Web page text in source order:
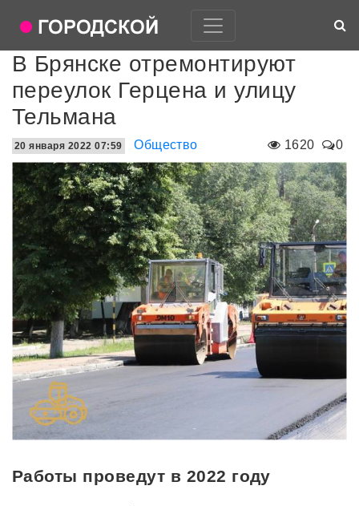
В Брянске отремонтируют
переулок Герцена и улицу
Тельмана
1620 0
20 января 2022 07:59 Общество
Работы проведут в 2022 году